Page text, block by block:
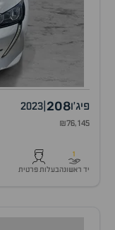
פיג'ו208
2023
₪76,145
1
יד ראשונהבעלות פרטית